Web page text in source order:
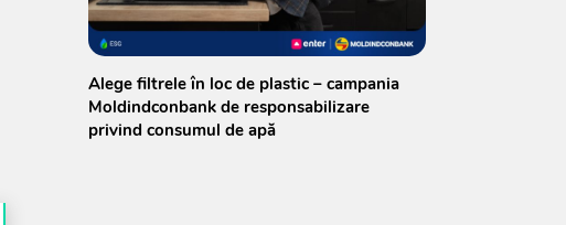
Alege filtrele în loc de plastic – campania
Moldindconbank de responsabilizare
privind consumul de apă